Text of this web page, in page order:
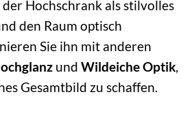
Hochschrank als stilvolles
den Raum optisch
Sie ihn mit anderen
und Wildeiche Optik,
Gesamtbild zu schaffen.